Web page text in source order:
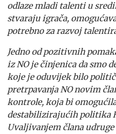
odlaze mladi talenti u
stvaraju igrača,
potrebno za razvoj
Jedno od pozitivnih
iz NO je činjenica da smo
koje je oduvijek bilo
pretrpavanja NO novim
kontrole, koja bi
destabilizirajućih politika
Uvaljivanjem člana udruge